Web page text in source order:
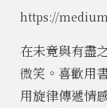
https://
在未竟與有盡
微笑。喜歡用
用旋律傳遞情